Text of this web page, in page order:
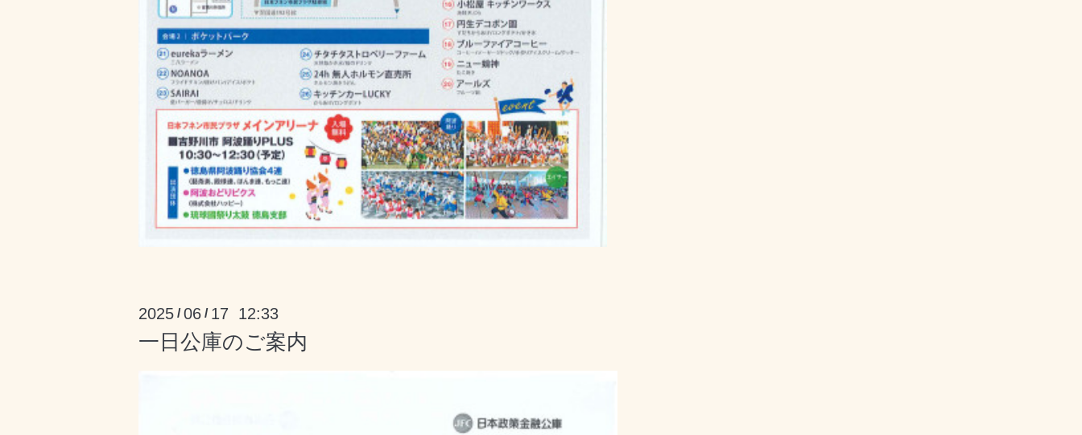
2025 /06 / 17 12:33
一日公庫のご案内